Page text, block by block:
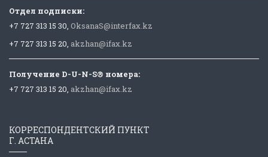
Отдел подписки:
+7 727 313 15 30, OksanaS@interfax.kz
+7 727 313 15 20, akzhan@ifax.kz
Получение D-U-N-S® номера:
+7 727 313 15 20, akzhan@ifax.kz
КОРРЕСПОНДЕНТСКИЙ ПУНКТ
Г. АСТАНА